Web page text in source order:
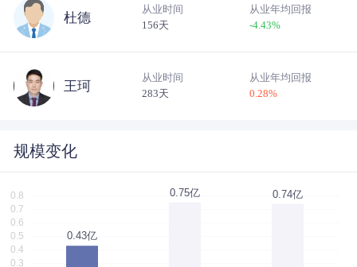
杜德
从业时间
156天
从业年均回报
-4.43%
王珂
从业时间
283天
从业年均回报
0.28%
规模变化